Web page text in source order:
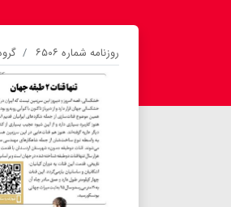
روزنامه شماره ۶۵۰۶